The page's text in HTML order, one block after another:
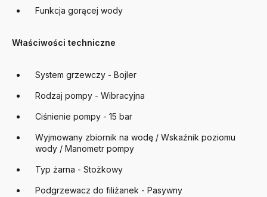
Funkcja gorącej wody
Właściwości techniczne
System grzewczy - Bojler
Rodzaj pompy - Wibracyjna
Ciśnienie pompy - 15 bar
Wyjmowany zbiornik na wodę / Wskaźnik poziomu
wody / Manometr pompy
Typ żarna - Stożkowy
Podgrzewacz do filiżanek - Pasywny